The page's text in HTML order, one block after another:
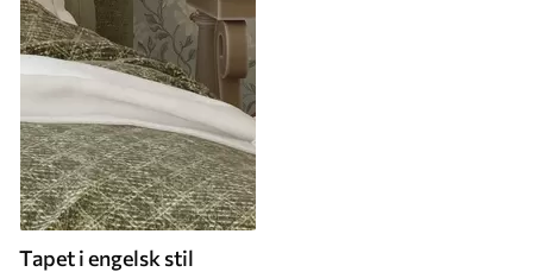
Tapet i engelsk stil